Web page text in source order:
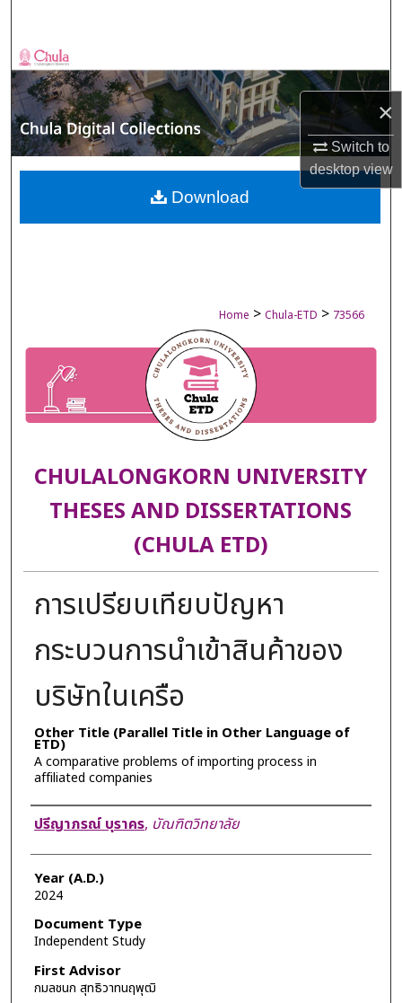
×
Switch to
desktopview
Browse Collections
My Account
About
Digital Commons Network™
Home > Chula-ETD > 73566
CHULALONGKORN UNIVERSITY
THESES AND DISSERTATIONS
(CHULA ETD)
การเปรียบเทียบปัญหา
กระบวนการนำเข้าสินค้าของ
บริษัทในเครือ
Other Title (Parallel Title in Other Language of
ETD)
A comparative problems of importing process in
affiliated companies
Author
ปรีญาภรณ์ บุราคร, บัณฑิตวิทยาลัย
Year (A.D.)
2024
Document Type
Independent Study
First Advisor
กมลชนก สุทธิวาทนฤพุฒิ
Download